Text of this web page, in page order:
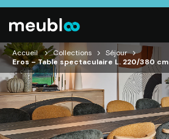
Accueil Collections
Séjour
Eros – Table spectaculaire L. 220/380 cm